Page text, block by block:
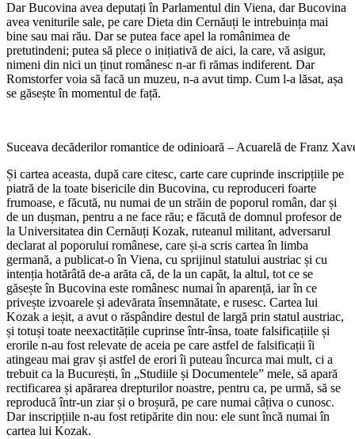
Dar Bucovina avea deputați în Parlamentul din Viena, dar Bucovina
avea veniturile sale, pe care Dieta din Cernăuți le intrebuința mai
bine sau mai rău. Dar se putea face apel la românimea de
pretutindeni; putea să plece o inițiativă de aici, la care, vă asigur,
nimeni din nici un ținut românesc n-ar fi rămas indiferent. Dar
Romstorfer voia să facă un muzeu, n-a avut timp. Cum l-a lăsat, așa
se găsește în momentul de față.
Suceava decăderilor romantice de odinioară – Acuarelă de Franz
Și cartea aceasta, după care citesc, carte care cuprinde inscripțiile pe
piatră de la toate bisericile din Bucovina, cu reproduceri foarte
frumoase, e făcută, nu numai de un străin de poporul român, dar și
de un dușman, pentru a ne face rău; e făcută de domnul profesor de
la Universitatea din Cernăuți Kozak, ruteanul militant, adversarul
declarat al poporului românese, care și-a scris cartea în limba
germană, a publicat-o în Viena, cu sprijinul statului austriac și cu
intenția hotărâtă de-a arăta că, de la un capăt, la altul, tot ce se
găsește în Bucovina este românesc numai în aparență, iar în ce
privește izvoarele și adevărata însemnătate, e rusesc. Cartea lui
Kozak a ieșit, a avut o răspândire destul de largă prin statul austriac,
și totuși toate neexactitățile cuprinse într-însa, toate falsificațiile și
erorile n-au fost relevate de aceia pe care astfel de falsificații îi
atingeau mai grav și astfel de erori îi puteau încurca mai mult, ci a
trebuit ca la București, în „Studiile și Documentele” mele, să apară
rectificarea și apărarea drepturilor noastre, pentru ca, pe urmă, să se
reproducă într-un ziar și o broșură, pe care numai câțiva o cunosc.
Dar inscripțiile n-au fost retipărite din nou: ele sunt încă numai în
cartea lui Kozak.